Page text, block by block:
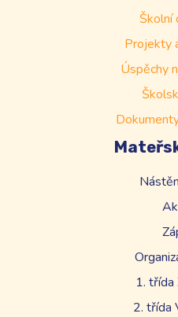
Školní
Projekty
Úspěchy
1. třída
2. třída